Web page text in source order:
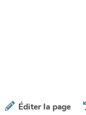
Éditer la page